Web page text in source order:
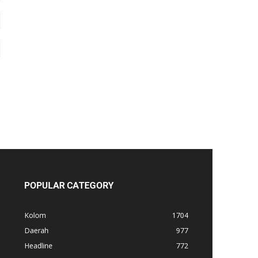
POPULAR CATEGORY
Kolom
1704
Daerah
977
Headline
772